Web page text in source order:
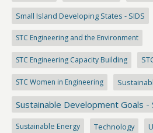
Small Island Developing States - SIDS
STC Engineering and the Environment
STC Engineering Capacity Building
STC Women in Engineering
Sustainable Development Goals -
Sustainable Energy Technology